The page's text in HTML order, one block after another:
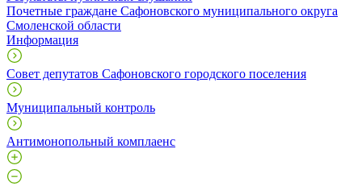
Почетные граждане Сафоновского муниципального округа
Смоленской области
Информация
Совет депутатов Сафоновского городского поселения
Муниципальный контроль
Антимонопольный комплаенс